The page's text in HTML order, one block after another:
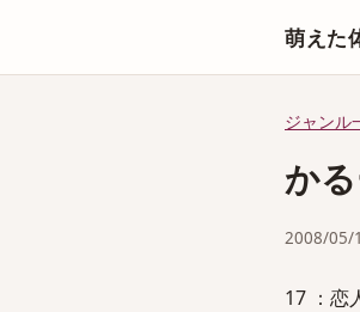
萌えた
ジャンル
か
2008/05/
17 ：恋